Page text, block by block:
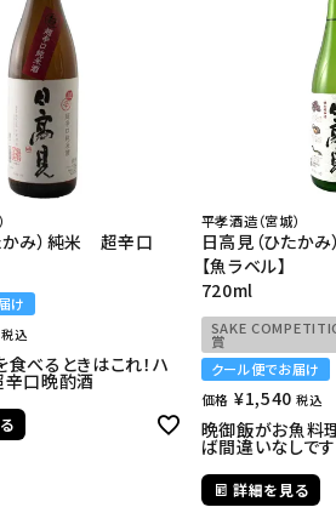
かみ）純米 超辛口
け
税込
べるときはこれ！ハ
辛口晩酌酒
平孝酒造（宮城）
日高見（ひたか
【魚ラベル】
720ml
SAKE
賞
クール便でお届け
価格 ¥1,540 税込
晩御飯がお魚料
ば間違いなしです
詳細を見る